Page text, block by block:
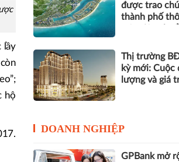
lầy
hộ
được trao
thành phố
Thị trường
kỳ mới: Cuộc
lượng và giá
DOANH NGHIỆP
GPBank mở